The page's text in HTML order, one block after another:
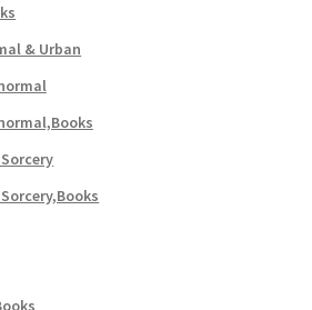
& Urban